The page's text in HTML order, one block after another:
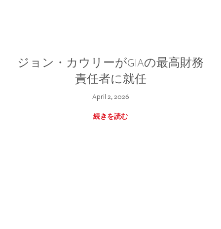
ジョン・カウリーがGIAの最高財務
責任者に就任
April 2, 2026
続きを読む